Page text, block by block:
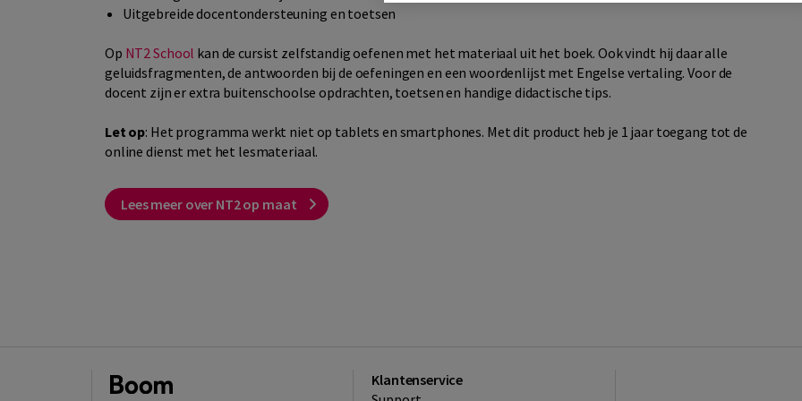
Uitgebreide docentondersteuning en toetsen
Op NT2 School kan de cursist zelfstandig oefenen met het materiaal uit het boek. Ook vindt hij daar alle
geluidsfragmenten, de antwoorden bij de oefeningen en een woordenlijst met Engelse vertaling. Voor de
docent zijn er extra buitenschoolse opdrachten, toetsen en handige didactische tips.
Let op: Het programma werkt niet op tablets en smartphones. Met dit product heb je 1 jaar toegang tot de
online dienst met het lesmateriaal.
Lees meer over NT2 op maat
Klantenservice